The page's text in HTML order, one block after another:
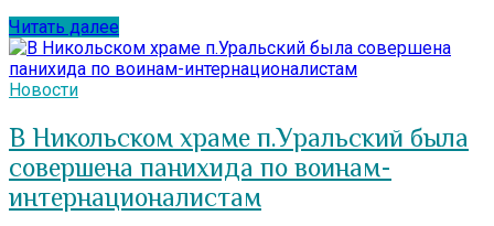
Читать далее
Новости
В Никольском храме п.Уральский была
совершена панихида по воинам-
интернационалистам